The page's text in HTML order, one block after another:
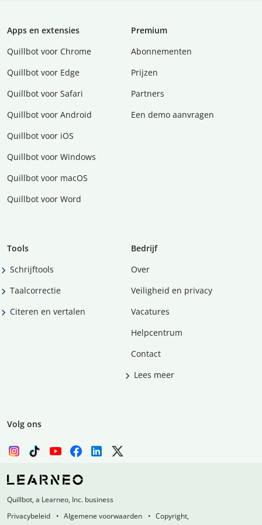
Apps en extensies
Quillbot voor Chrome
Quillbot voor Edge
Quillbot voor Safari
Quillbot voor Android
Quillbot voor iOS
Quillbot voor Windows
Quillbot voor macOS
Quillbot voor Word
Premium
Abonnementen
Prijzen
Partners
Een demo aanvragen
Tools
Schrijftools
Taalcorrectie
Citeren en vertalen
Bedrijf
Over
Veiligheid en privacy
Vacatures
Helpcentrum
Contact
Lees meer
Volg ons
Quillbot, a Learneo, Inc. business
Privacybeleid
Algemene voorwaarden
Copyright,